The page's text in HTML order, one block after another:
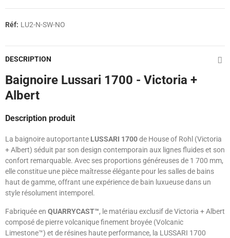
Réf: LU2-N-SW-NO
DESCRIPTION
Baignoire Lussari 1700 - Victoria +
Albert
Description produit
La baignoire autoportante LUSSARI 1700de House of Rohl (Victoria
+ Albert) séduit par son design contemporain aux lignes fluides et son
confort remarquable. Avec ses proportions généreuses de 1 700 mm,
elle constitue une pièce maîtresse élégante pour les salles de bains
haut de gamme, offrant une expérience de bain luxueuse dans un
style résolument intemporel.
Fabriquée en QUARRYCAST™, le matériau exclusif de Victoria + Albert
composé de pierre volcanique finement broyée (Volcanic
Limestone™) et de résines haute performance, la LUSSARI 1700